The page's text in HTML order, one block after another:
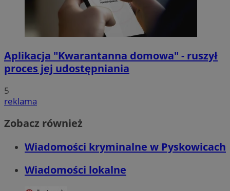
Aplikacja "Kwarantanna domowa" - ruszył
proces jej udostępniania
5
reklama
Zobacz również
Wiadomości kryminalne w Pyskowicach
Wiadomości lokalne